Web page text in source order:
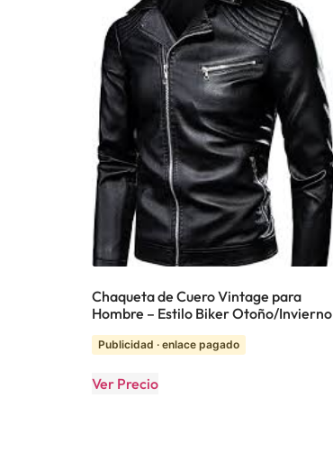
Chaqueta de Cuero Vintage para
Hombre – Estilo Biker Otoño/Invierno
Publicidad · enlace pagado
Ver Precio